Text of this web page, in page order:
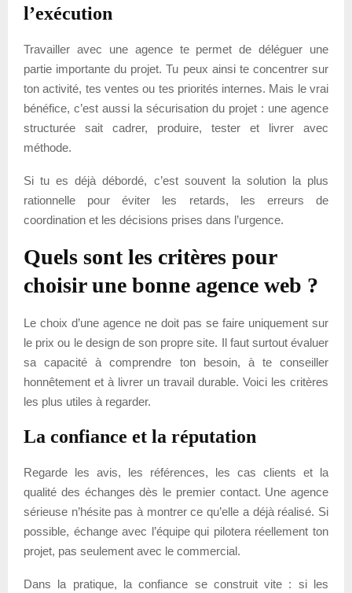
l’exécution
Travailler avec une agence te permet de déléguer une
partie importante du projet. Tu peux ainsi te concentrer sur
ton activité, tes ventes ou tes priorités internes. Mais le vrai
bénéfice, c’est aussi la sécurisation du projet : une agence
structurée sait cadrer, produire, tester et livrer avec
méthode.
Si tu es déjà débordé, c’est souvent la solution la plus
rationnelle pour éviter les retards, les erreurs de
coordination et les décisions prises dans l’urgence.
Quels sont les critères pour
choisir une bonne agence web ?
Le choix d’une agence ne doit pas se faire uniquement sur
le prix ou le design de son propre site. Il faut surtout évaluer
sa capacité à comprendre ton besoin, à te conseiller
honnêtement et à livrer un travail durable. Voici les critères
les plus utiles à regarder.
La confiance et la réputation
Regarde les avis, les références, les cas clients et la
qualité des échanges dès le premier contact. Une agence
sérieuse n’hésite pas à montrer ce qu’elle a déjà réalisé. Si
possible, échange avec l’équipe qui pilotera réellement ton
projet, pas seulement avec le commercial.
Dans la pratique, la confiance se construit vite : si les